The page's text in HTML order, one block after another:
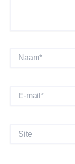
Naam*
Site